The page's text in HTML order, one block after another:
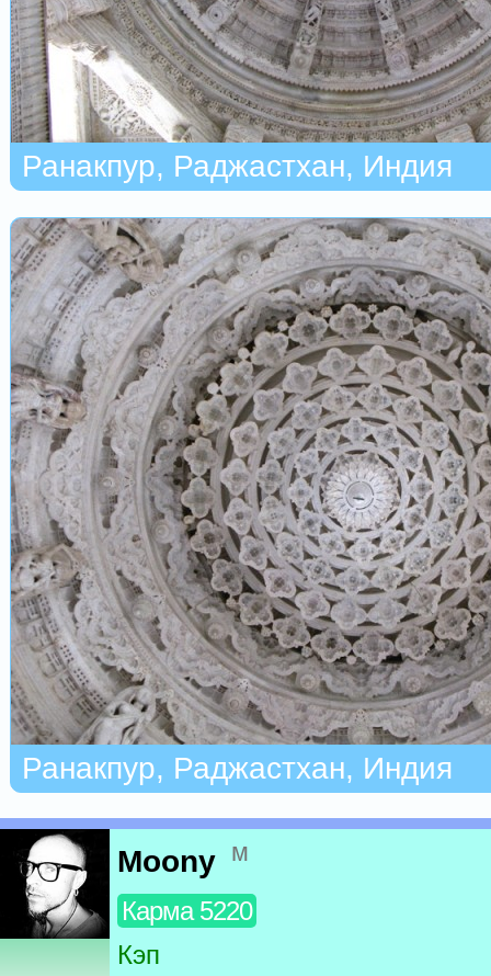
Ранакпур, Раджастхан, Индия
Ранакпур, Раджастхан, Индия
Moony м
Карма 5220
Кэп